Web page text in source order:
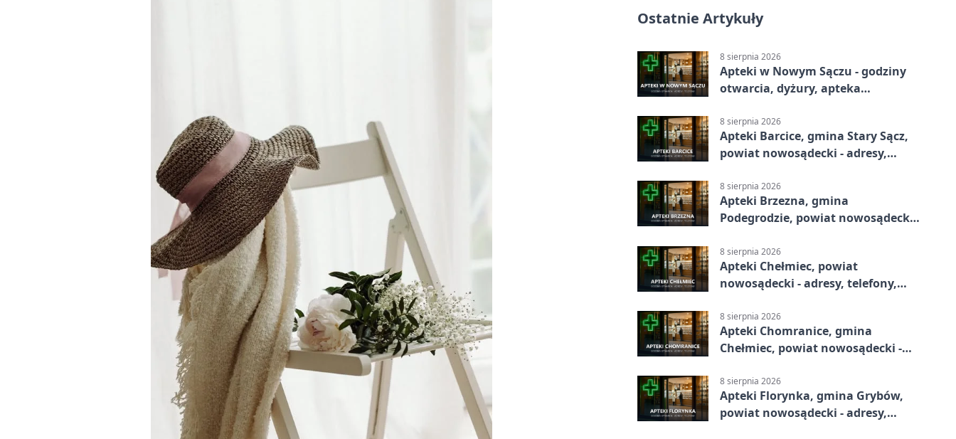
Ostatnie Artykuły
8 sierpnia 2026
Apteki w Nowym Sączu - godziny
otwarcia, dyżury, apteka
8 sierpnia 2026
Apteki Barcice, gmina Stary Sącz,
powiat nowosądecki - adresy,
8 sierpnia 2026
Apteki Brzezna, gmina
Podegrodzie, powiat nowosądecki -
8 sierpnia 2026
Apteki Chełmiec, powiat
nowosądecki - adresy, telefony,
8 sierpnia 2026
Apteki Chomranice, gmina
Chełmiec, powiat nowosądecki -
8 sierpnia 2026
Apteki Florynka, gmina Grybów,
powiat nowosądecki - adresy,